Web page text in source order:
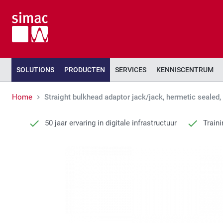
SOLUTIONS PRODUCTEN SERVICES KENNISCENTRUM
Home Straight bulkhead adaptor jack/jack, hermetic
50 jaar ervaring in digitale infrastructuur